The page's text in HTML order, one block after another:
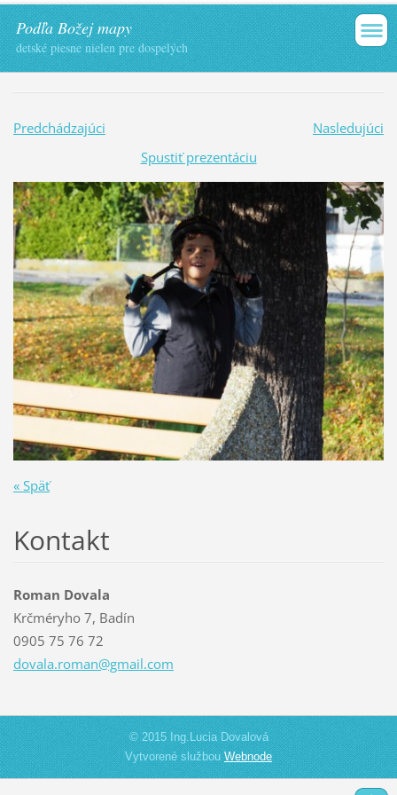
Podľa Božej mapy
detské piesne nielen pre dospelých
Predchádzajúci
Nasledujúci
Spustiť prezentáciu
« Späť
Kontakt
Roman Dovala
Krčméryho 7, Badín
0905 75 76 72
dovala.roman@gmail.com
© 2015 Ing.Lucia Dovalová
Vytvorené službouWebnode